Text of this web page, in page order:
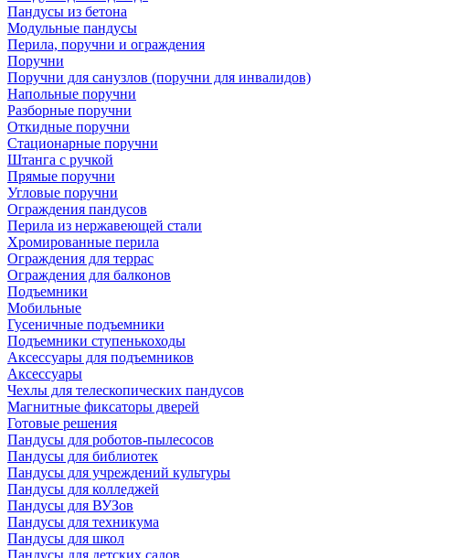
Пандусы из бетона
Модульные пандусы
Перила, поручни и ограждения
Поручни
Поручни для санузлов (поручни для инвалидов)
Напольные поручни
Разборные поручни
Откидные поручни
Стационарные поручни
Штанга с ручкой
Прямые поручни
Угловые поручни
Ограждения пандусов
Перила из нержавеющей стали
Хромированные перила
Ограждения для террас
Ограждения для балконов
Подъемники
Мобильные
Гусеничные подъемники
Подъемники ступенькоходы
Аксессуары для подъемников
Аксессуары
Чехлы для телескопических пандусов
Магнитные фиксаторы дверей
Готовые решения
Пандусы для роботов-пылесосов
Пандусы для библиотек
Пандусы для учреждений культуры
Пандусы для колледжей
Пандусы для ВУЗов
Пандусы для техникума
Пандусы для школ
Пандусы для детских садов